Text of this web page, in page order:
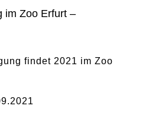
im Zoo Erfurt –
findet 2021 im Zoo